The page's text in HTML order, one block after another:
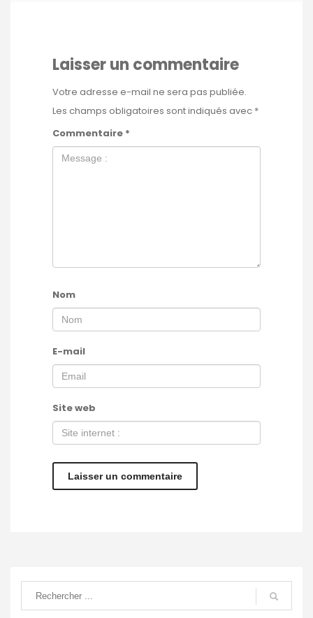
Laisser un commentaire
Votre adresse e-mail ne sera pas publiée.
Les champs obligatoires sont indiqués avec *
Commentaire *
Nom
E-mail
Site web